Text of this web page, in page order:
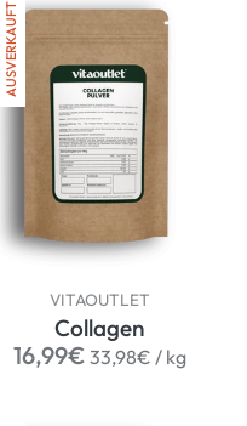
AUSVERKAUFT
VITAOUTLET
Collagen
Normaler
16,99€ 33,98€ / per
kg